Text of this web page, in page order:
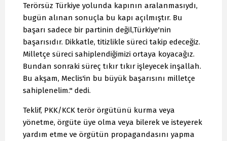
Terörsüz Türkiye yolunda kapının aralanmasıydı,
bugün alınan sonuçla bu kapı açılmıştır. Bu
başarı sadece bir partinin değil,Türkiye'nin
başarısıdır. Dikkatle, titizlikle süreci takip edeceğiz.
Milletçe süreci sahiplendiğimizi ortaya koyacağız.
Bundan sonraki süreç tıkır tıkır işleyecek inşallah.
Bu akşam, Meclis'in bu büyük başarısını milletçe
sahiplenelim." dedi.
Teklif, PKK/KCK terör örgütünü kurma veya
yönetme, örgüte üye olma veya bilerek ve isteyerek
yardım etme ve örgütün propagandasını yapma